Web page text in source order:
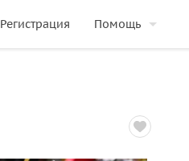
Регистрация Помощь